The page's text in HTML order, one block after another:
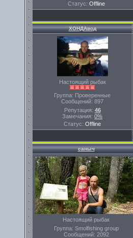
Статус: Offline
ХОНДАвод
Настоящий рыбак
Группа: Проверенные
Сообщений: 897
Репутация: 46
Замечания: 0%
Статус: Offline
саныч
Настоящий рыбак
Группа: Smolfishing group
Сообщений: 2092